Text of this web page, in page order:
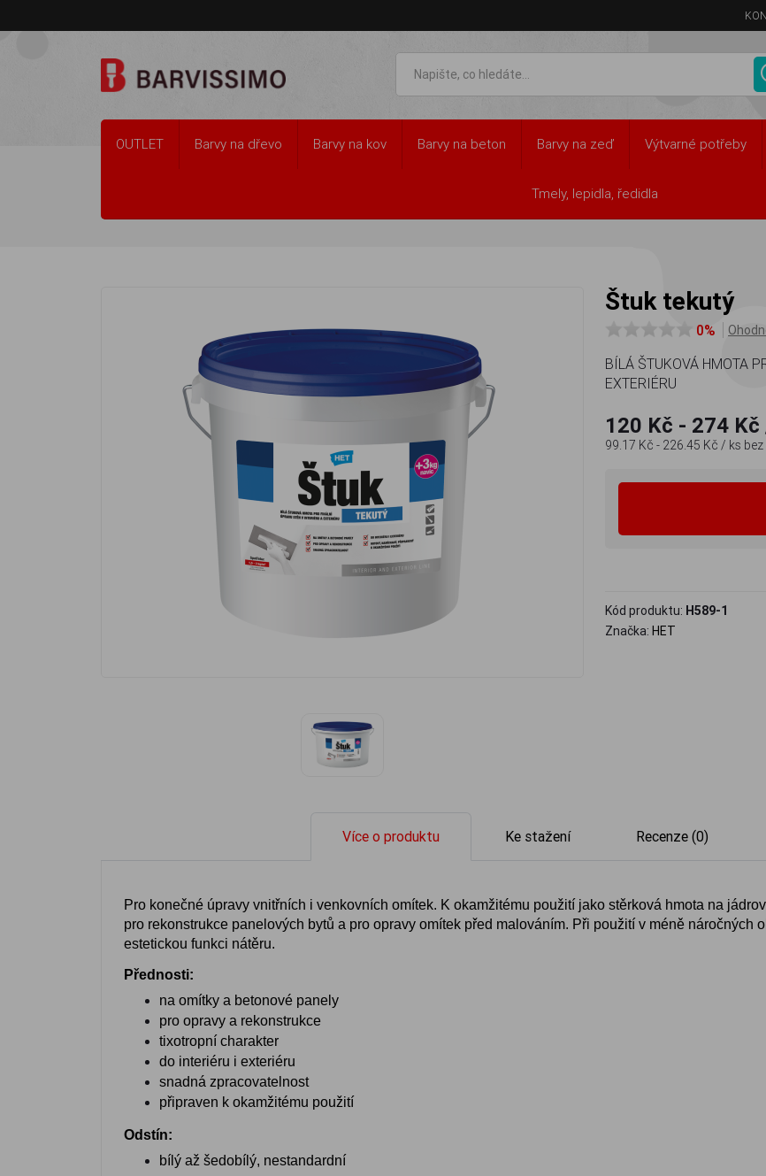
OUTLET Barvy na dřevo Barvy na kov Barvy na beton Barvy na zeď Výtvarné potřeby
Tmely, lepidla, ředidla
Štuk tekutý
0%
BÍLÁ ŠTUKOVÁ HMOTA
EXTERIÉRU
120 Kč - 274 Kč
99.17 Kč - 226.45 Kč / ks bez
Kód produktu: H589-1
Značka: HET
Více o produktu Ke stažení Recenze (0)
Pro konečné úpravy vnitřních i venkovních omítek. K okamžitému použití jako stěrková hmota na
pro rekonstrukce panelových bytů a pro opravy omítek před malováním. Při použití v méně náročných
estetickou funkci nátěru.
Přednosti:
na omítky a betonové panely
pro opravy a rekonstrukce
tixotropní charakter
do interiéru i exteriéru
snadná zpracovatelnost
připraven k okamžitému použití
Odstín:
bílý až šedobílý, nestandardní